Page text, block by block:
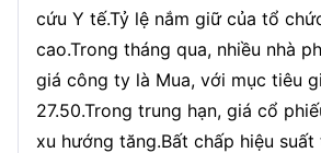
cứu Y tế.Tỷ lệ nắm giữ của tổ
cao.Trong tháng qua, nhiều nhà
giá công ty là Mua, với mục tiêu
27.50.Trong trung hạn, giá cổ
xu hướng tăng.Bất chấp hiệu